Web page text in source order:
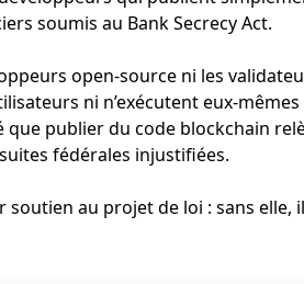
soumis au Bank Secrecy Act.
open-source ni les
ni n’exécutent eux-mêmes
que publier du code blockchain
fédérales injustifiées.
au projet de loi : sans elle,